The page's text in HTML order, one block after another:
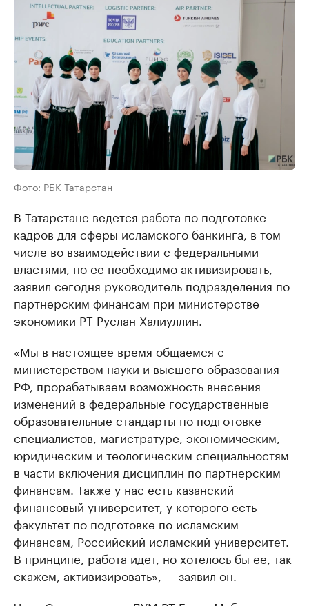
Фото: РБК Татарстан
В Татарстане ведется работа по подготовке
кадров для сферы исламского банкинга, в том
числе во взаимодействии с федеральными
властями, но ее необходимо активизировать,
заявил сегодня руководитель подразделения по
партнерским финансам при министерстве
экономики РТ Руслан Халиуллин.
«Мы в настоящее время общаемся с
министерством науки и высшего образования
РФ, прорабатываем возможность внесения
изменений в федеральные государственные
образовательные стандарты по подготовке
специалистов, магистратуре, экономическим,
юридическим и теологическим специальностям
в части включения дисциплин по партнерским
финансам. Также у нас есть казанский
финансовый университет, у которого есть
факультет по подготовке по исламским
финансам, Российский исламский университет.
В принципе, работа идет, но хотелось бы ее, так
скажем, активизировать», — заявил он.